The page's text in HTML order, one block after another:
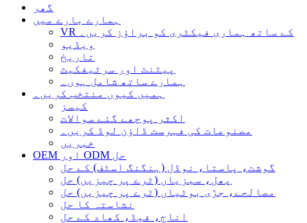
گھر
ہمارے بارے میں
VR کے ساتھ ہماری فیکٹری کو براؤز کریں۔
ویڈیو
تاریخ
پیٹنٹ اور سرٹیفکیٹ
ہمارے ساتھ شامل ہوں۔
ہمیں کیوں منتخب کریں۔
کیسز
اکثر پوچھے گئے سوالات
مصنوعات کی فہرست ڈاؤن لوڈ کریں۔
خبریں
OEM اور ODM حل
گوشت، پاستا، نوڈل (ہنگنگ اسٹف) کے حل
پھل، سبزیاں (ٹرے پر چیزیں) حل
مصالحے، جڑی بوٹیاں (ٹرے پر چیزیں) حل
نشاستہ کا حل
اناج، فیڈ، کھاد کے حل